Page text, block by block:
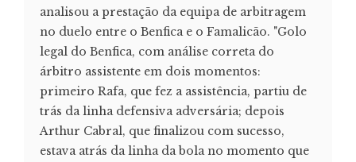
analisou a prestação da equipa de arbitragem
no duelo entre o Benfica e o Famalicão. "Golo
legal do Benfica, com análise correta do
árbitro assistente em dois momentos:
primeiro Rafa, que fez a assistência, partiu de
trás da linha defensiva adversária; depois
Arthur Cabral, que finalizou com sucesso,
estava atrás da linha da bola no momento que